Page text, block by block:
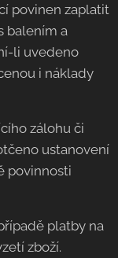
povinen zaplatit
balením a
li uvedeno
i náklady
zálohu či
ustanovení
povinnosti
platby na
zboží.